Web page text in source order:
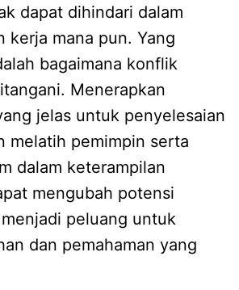
dapat dihindari dalam
kerja mana pun. Yang
bagaimana konflik
Menerapkan
jelas untuk penyelesaian
melatih pemimpin serta
dalam keterampilan
mengubah potensi
peluang untuk
dan pemahaman yang